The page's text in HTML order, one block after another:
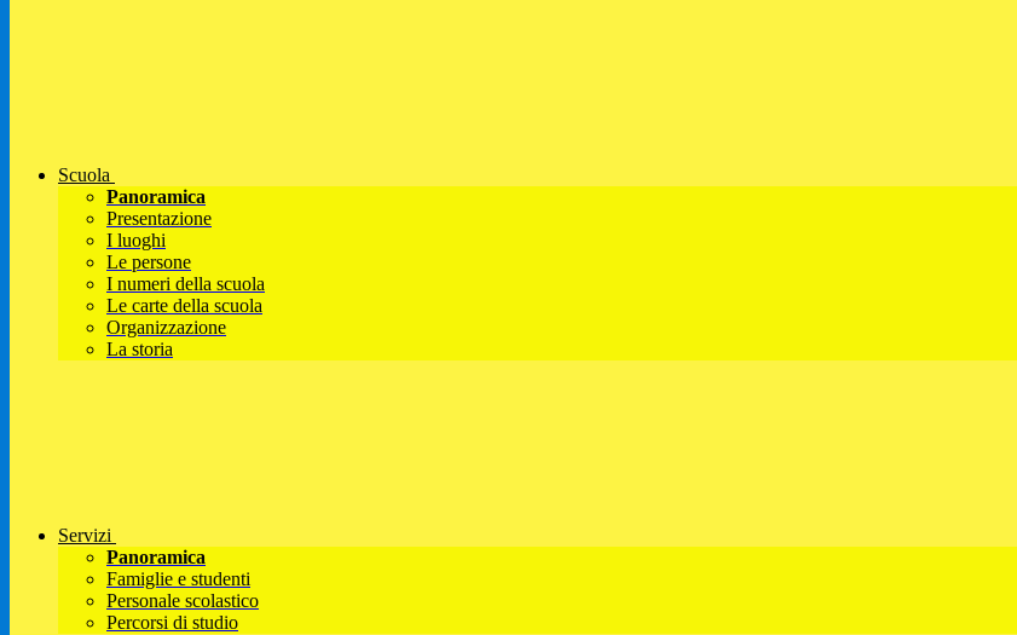
Scuola
Panoramica
Presentazione
I luoghi
Le persone
I numeri della scuola
Le carte della scuola
Organizzazione
La storia
Servizi
Panoramica
Famiglie e studenti
Personale scolastico
Percorsi di studio